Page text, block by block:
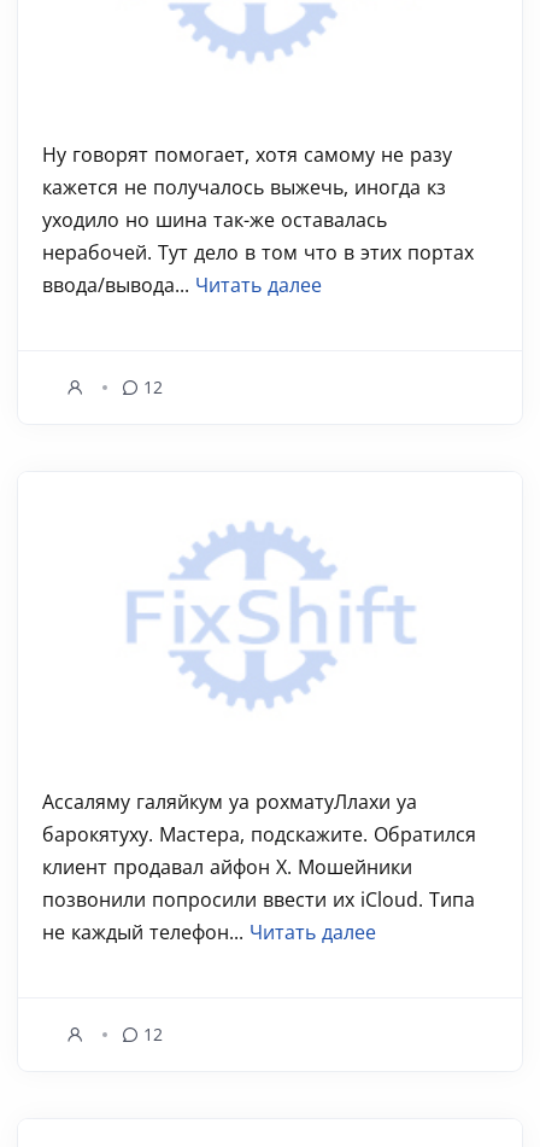
Ну говорят помогает, хотя самому не разу
кажется не получалось выжечь, иногда кз
уходило но шина так-же оставалась
нерабочей. Тут дело в том что в этих портах
ввода/вывода... Читать далее
12
Ассаляму галяйкум уа рохматуЛлахи уа
барокятуху. Мастера, подскажите. Обратился
клиент продавал айфон Х. Мошейники
позвонили попросили ввести их iCloud. Типа
не каждый телефон... Читать далее
12